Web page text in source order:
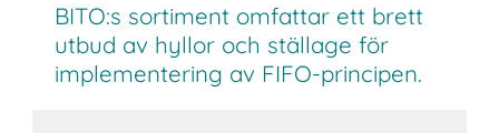
BITO:s sortiment omfattar ett brett
utbud av hyllor och ställage för
implementering av FIFO-principen.